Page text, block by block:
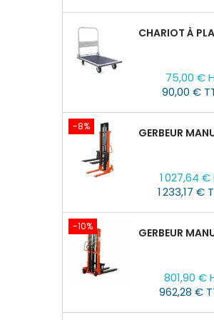
75,00 €
90,00 €
-8%
base
1 027,64 €
1 233,17 €
-10%
base
801,90 €
962,28 €